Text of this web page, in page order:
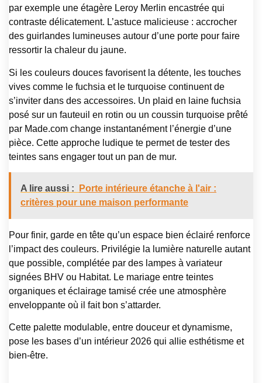
par exemple une étagère Leroy Merlin encastrée qui
contraste délicatement. L’astuce malicieuse : accrocher
des guirlandes lumineuses autour d’une porte pour faire
ressortir la chaleur du jaune.
Si les couleurs douces favorisent la détente, les touches
vives comme le fuchsia et le turquoise continuent de
s’inviter dans des accessoires. Un plaid en laine fuchsia
posé sur un fauteuil en rotin ou un coussin turquoise prêté
par Made.com change instantanément l’énergie d’une
pièce. Cette approche ludique te permet de tester des
teintes sans engager tout un pan de mur.
A lire aussi :
Porte intérieure étanche à l'air :
critères pour une maison performante
Pour finir, garde en tête qu’un espace bien éclairé renforce
l’impact des couleurs. Privilégie la lumière naturelle autant
que possible, complétée par des lampes à variateur
signées BHV ou Habitat. Le mariage entre teintes
organiques et éclairage tamisé crée une atmosphère
enveloppante où il fait bon s’attarder.
Cette palette modulable, entre douceur et dynamisme,
pose les bases d’un intérieur 2026 qui allie esthétisme et
bien-être.